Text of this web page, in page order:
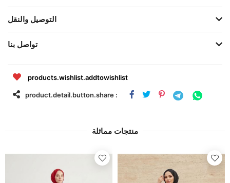
التوصيل والنقل
تواصل بنا
products.wishlist.addtowishlist
product.detail.button.share :
منتجات مماثلة